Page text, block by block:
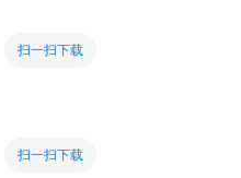
扫一扫下载
扫一扫下载